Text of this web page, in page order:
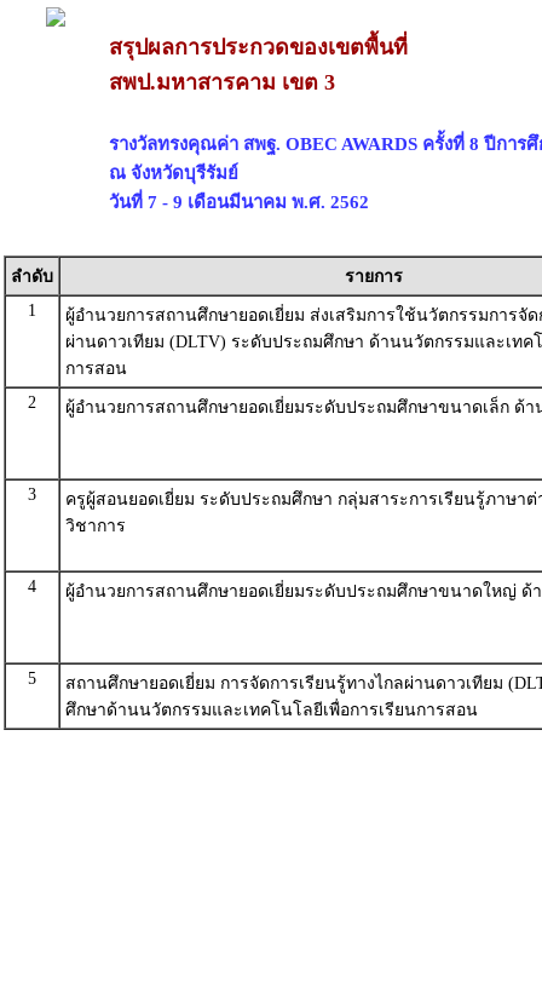
สรุปผลการประกวดของเขตพื้นที่
สพป.มหาสารคาม เขต 3
รางวัลทรงคุณค่า สพฐ. OBEC AWARDS ครั้งที่ 8 ปีการ
ณ จังหวัดบุรีรัมย์
วันที่ 7 - 9 เดือนมีนาคม พ.ศ. 2562
ลำดับ
รายการ
1
ผู้อำนวยการสถานศึกษายอดเยี่ยม ส่งเสริมการใช้นวัตกรรมการจัด
ผ่านดาวเทียม (DLTV) ระดับประถมศึกษา ด้านนวัตกรรมและเทค
การสอน
2
ผู้อำนวยการสถานศึกษายอดเยี่ยมระดับประถมศึกษาขนาดเล็ก ด้า
3
ครูผู้สอนยอดเยี่ยม ระดับประถมศึกษา กลุ่มสาระการเรียนรู้ภาษาต่
วิชาการ
4 ผู้อำนวยการสถานศึกษายอดเยี่ยมระดับประถมศึกษาขนาดใหญ่ ด้
5
สถานศึกษายอดเยี่ยม การจัดการเรียนรู้ทางไกลผ่านดาวเทียม
ศึกษาด้านนวัตกรรมและเทคโนโลยีเพื่อการเรียนการสอน